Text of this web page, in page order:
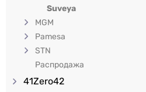
Suveya
MGM
Pamesa
STN
Распродажа
41Zero42